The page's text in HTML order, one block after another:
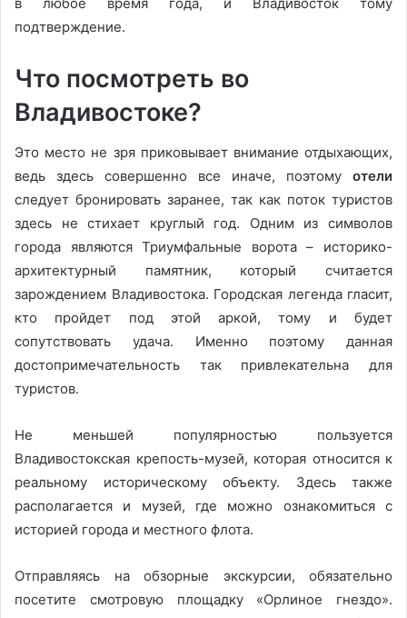
подтверждение.
Что посмотреть во
Владивостоке?
Это место не зря приковывает внимание отдыхающих,
ведь здесь совершенно все иначе, поэтому отели
следует бронировать заранее, так как поток туристов
здесь не стихает круглый год. Одним из символов
города являются Триумфальные ворота – историко-
архитектурный памятник, который считается
зарождением Владивостока. Городская легенда гласит,
кто пройдет под этой аркой, тому и будет
сопутствовать удача. Именно поэтому данная
достопримечательность так привлекательна для
туристов.
Не меньшей популярностью пользуется
Владивостокская крепость-музей, которая относится к
реальному историческому объекту. Здесь также
располагается и музей, где можно ознакомиться с
историей города и местного флота.
Отправляясь на обзорные экскурсии, обязательно
посетите смотровую площадку «Орлиное гнездо».